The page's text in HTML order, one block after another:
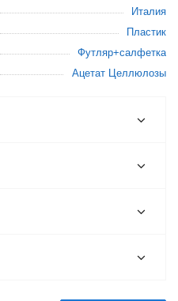
Италия
Пластик
Футляр+салфетка
Ацетат Целлюлозы